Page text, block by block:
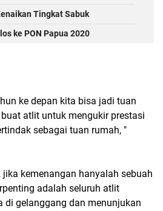
Tingkat Sabuk
ke PON Papua 2020
ke depan kita bisa jadi tuan
atlit untuk mengukir prestasi
sebagai tuan rumah, "
jika kemenangan hanyalah sebuah
adalah seluruh atlit
di gelanggang dan menunjukan